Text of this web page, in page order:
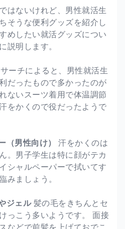
はないけれど、男性就活生
そうな便利グッズを紹介し
めしたい就活グッズについ
説明します。
ーチによると、男性就活生
だったもので多かったのが
ないスーツ着用で体温調節
をかくので役だったようで
男性向け）
汗をかくのは
。男子学生は特に顔がテカ
シャルペーパーで拭いてす
みましょう。
ジェル髪の毛をきちんとセ
っこう多いようです。 面接
などで前髪を上げておでこ